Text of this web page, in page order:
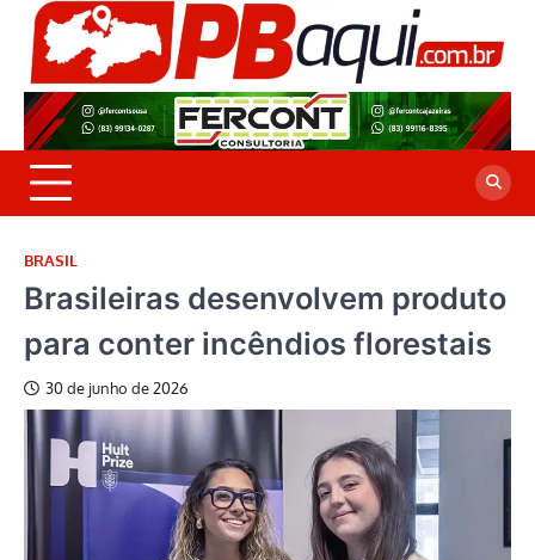
Skip
content
BRASIL
Brasileiras desenvolvem produto
para conter incêndios florestais
30 de junho de 2026